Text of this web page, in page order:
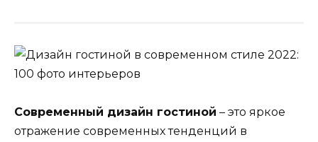
Современный дизайн гостиной – это яркое
отражение современных тенденций в